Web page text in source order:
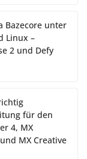
Bazecore unter
Linux –
2 und Defy
für den
4, MX
MX Creative